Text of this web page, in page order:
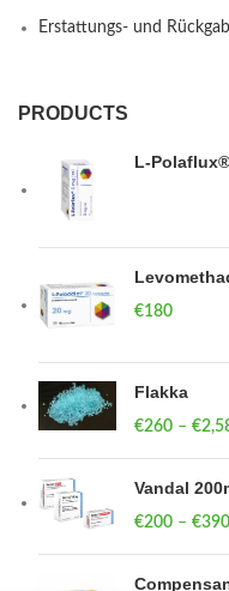
Erstattungs- und
PRODUCTS
L-
€180
Flakka
€260 – €
Vandal
€200 – €390